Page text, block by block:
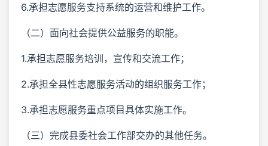
6.承担志愿服务支持系统的运营和维护工作。
（二）面向社会提供公益服务的职能。
1.承担志愿服务培训，宣传和交流工作；
2.承担全县性志愿服务活动的组织服务工作；
3.承担志愿服务重点项目具体实施工作。
（三）完成县委社会工作部交办的其他任务。